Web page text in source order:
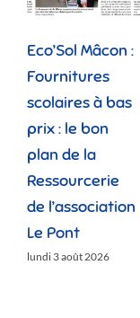
Eco’Sol Mâcon :
Fournitures
scolaires à bas
prix : le bon
plan de la
Ressourcerie
de l’association
Le Pont
lundi 3 août 2026